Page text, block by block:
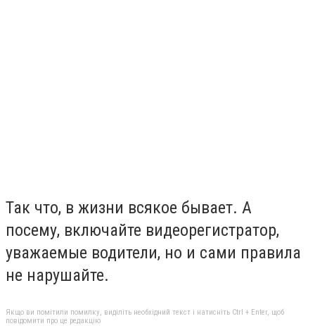
Так что, в жизни всякое бывает. А
посему, включайте видеорегистратор,
уважаемые водители, но и сами правила
не нарушайте.
Якщо ви помітили помилку, виділіть необхідний текст і натисніть Ctrl + Enter, щоб
повідомити про це редакцію